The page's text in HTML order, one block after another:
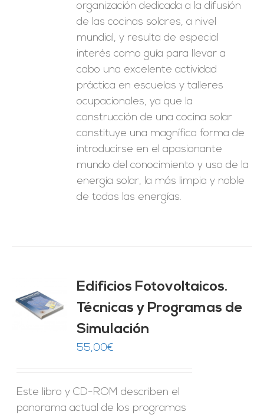
organización dedicada a la difusión
de las cocinas solares, a nivel
mundial, y resulta de especial
interés como guía para llevar a
cabo una excelente actividad
práctica en escuelas y talleres
ocupacionales, ya que la
construcción de una cocina solar
constituye una magnífica forma de
introducirse en el apasionante
mundo del conocimiento y uso de la
energía solar, la más limpia y noble
de todas las energías.
Edificios Fotovoltaicos.
Técnicas y Programas de
Simulación
55,00€
Este libro y CD-ROM describen el
panorama actual de los programas